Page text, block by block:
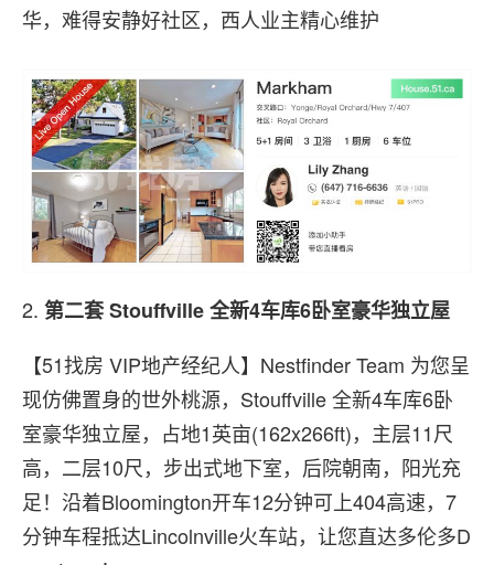
华，难得安静好社区，西人业主精心维护
2. 第二套Stouffville 全新4车库6卧室豪华独立屋
【51找房 VIP地产经纪人】Nestfinder Team 为您呈
现仿佛置身的世外桃源，Stouffville 全新4车库6卧
室豪华独立屋，占地1英亩(162x266ft)，主层11尺
高，二层10尺，步出式地下室，后院朝南，阳光充
足！沿着Bloomington开车12分钟可上404高速，7
分钟车程抵达Lincolnville火车站，让您直达多伦多D